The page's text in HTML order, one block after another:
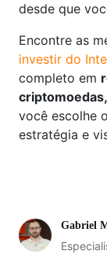
desde que
Encontre as
investir do
completo em
você escolhe
estratégia e
Gabriel